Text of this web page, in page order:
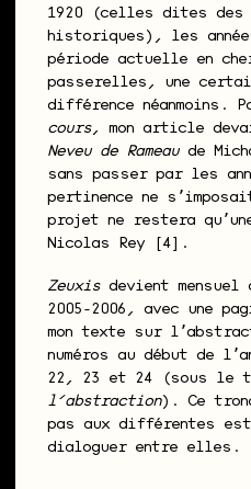
1920 (celles dites des
historiques), les
période actuelle en
passerelles, une
différence néanmoins.
cours, mon article
Neveu de Rameaude
sans passer par les
pertinence ne
projet ne restera
Nicolas Rey [4].
Zeuxisdevient
2005-2006, avec une
mon texte sur
numéros au début de
22, 23 et 24 (sous
l’abstraction). Ce
pas aux différentes
dialoguer entre elles.